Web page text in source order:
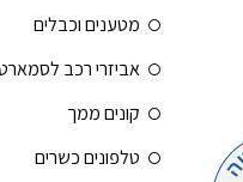
מטענים וכבלים
אביזרי רכב
קונים ממך
טלפונים כשרים